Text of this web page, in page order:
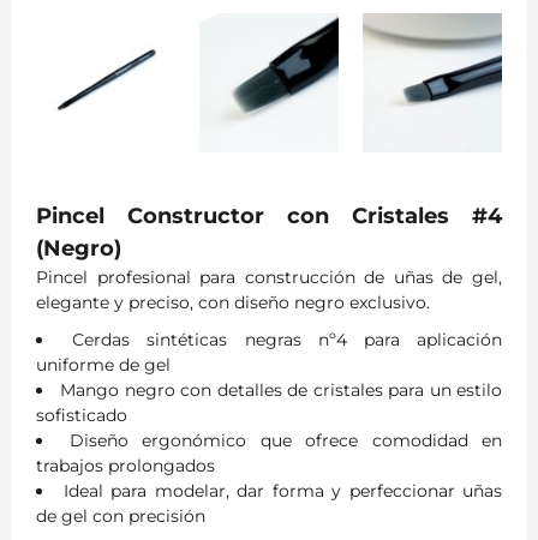
Pincel Constructor con Cristales #4
(Negro)
Pincel profesional para construcción de uñas de gel,
elegante y preciso, con diseño negro exclusivo.
Cerdas sintéticas negras nº4 para aplicación
uniforme de gel
Mango negro con detalles de cristales para un estilo
sofisticado
Diseño ergonómico que ofrece comodidad en
trabajos prolongados
Ideal para modelar, dar forma y perfeccionar uñas
de gel con precisión